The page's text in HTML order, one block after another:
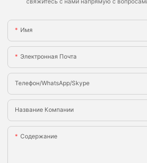
Имя
Электронная Почта
Телефон/WhatsApp/Skype
Название Компании
Содержание